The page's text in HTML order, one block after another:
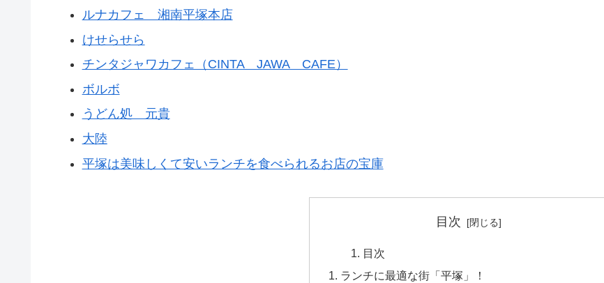
ルナカフェ 湘南平塚本店
けせらせら
チンタジャワカフェ（CINTA JAWA CAFE）
ボルボ
うどん処 元貴
大陸
平塚は美味しくて安いランチを食べられるお店の宝庫
目次
目次
ランチに最適な街「平塚」！